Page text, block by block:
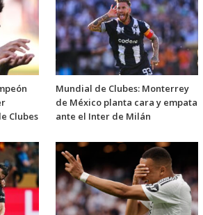
Clubes
Mundial de Clubes: Monterrey
de México planta cara y empata
ante el Inter de Milán